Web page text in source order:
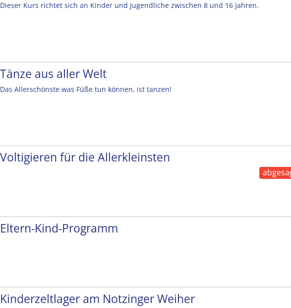
Dieser Kurs richtet sich an Kinder und Jugendliche zwischen 8 und 16 Jahren.
Tänze aus aller Welt
Das Allerschönste was Füße tun können, ist tanzen!
Voltigieren für die Allerkleinsten
Eltern-Kind-Programm
Kinderzeltlager am Notzinger Weiher